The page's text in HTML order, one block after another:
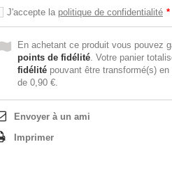
J'accepte la politique de confidentialité *
En achetant ce produit vous pouvez
points de fidélité. Votre panier
fidélité pouvant être transformé(s)
de 0,90 €.
Envoyer à un ami
Imprimer